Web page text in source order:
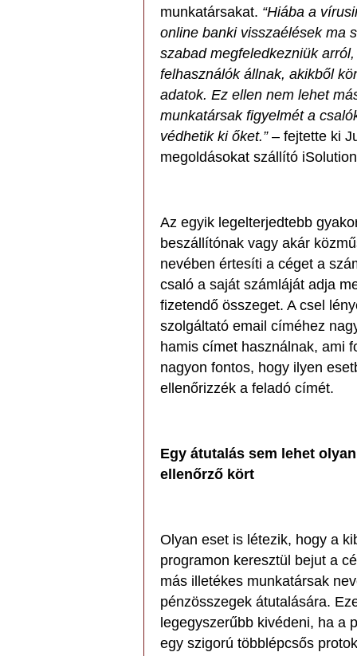
munkatársakat. “Hiába a
online banki visszaélések ma
szabad megfeledkezniük
felhasználók állnak, akikből
adatok. Ez ellen nem lehet
munkatársak figyelmét a
védhetik ki őket.”– fejtette ki
megoldásokat szállító
Az egyik legelterjedtebb
beszállítónak vagy akár
nevében értesíti a céget a
csaló a saját számláját adja
fizetendő összeget. A csel
szolgáltató email címéhez
hamis címet használnak, ami
nagyon fontos, hogy ilyen
ellenőrizzék a feladó címét.
Egy átutalás sem lehet
ellenőrző kört
Olyan eset is létezik, hogy a
programon keresztül bejut a
más illetékes munkatársak
pénzösszegek átutalására.
legegyszerűbb kivédeni, ha a
egy szigorú többlépcsős